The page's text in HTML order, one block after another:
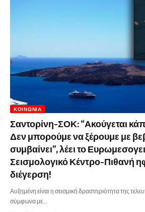
ΚΟΙΝΩΝΊΑ
Σαντορίνη-ΣΟΚ: “Ακούγεται
Δεν μπορούμε να ξέρουμε με
συμβαίνει”, λέει το
Σεισμολογικό Κέντρο-Πιθανή
διέγερση!
Αυξημένη είναι η σεισμική δραστηριότητα της
σύμφωνα με…